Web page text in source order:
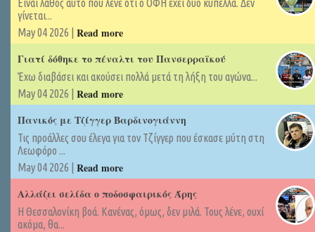
Είναι λάθος αυτό που λένε ότι ο ΟΦΗ έχει δύο κύπελλα. Δεν
γίνεται...
May 04 2026 | Read more
Γιατί δόθηκε το πέναλτι του Πανσερραϊκού
Έχω διαβάσει και ακούσει πολλά μετά τη λήξη του αγώνα...
May 04 2026 | Read more
Πανικός με Τζίγγερ Βαρδινογιάννη
Τις προάλλες σου έλεγα για τον Τζίγγερ που έσκασε μύτη στη
Λεωφόρο ...
May 04 2026 | Read more
Αλλάζει σελίδα ο ποδοσφαιρικός Άρης
Η Θεσσαλονίκη βοά. Κανένας, όμως, δεν μιλά. Τους λένε, ουχί
ακόμα, θα...